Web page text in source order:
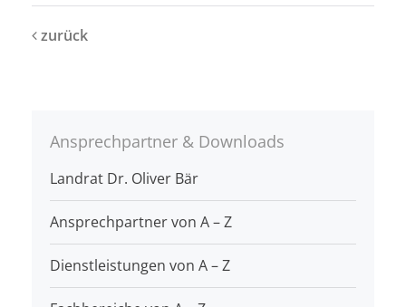
zurück
Ansprechpartner & Downloads
Landrat Dr. Oliver Bär
Ansprechpartner von A – Z
Dienstleistungen von A – Z